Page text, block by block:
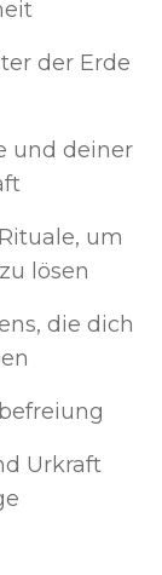
der Erde
und deiner
um
lösen
die dich
Urkraft